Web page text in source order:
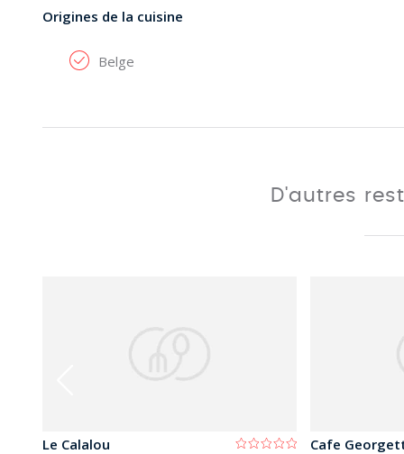
Origines de la cuisine
Belge
D'autres
Le Calalou Cafe